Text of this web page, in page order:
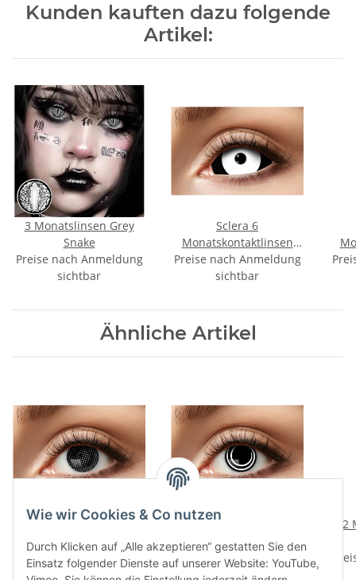
Kunden kauften dazu folgende
Artikel:
3 Monatslinsen Grey
Snake
Preise nach Anmeldung
sichtbar
Sclera 6
Monatskontaktlinsen
Black´n´White
Preise nach Anmeldung
sichtbar
Ähnliche Artikel
12 Monatslinsen Black
Screen
Preise nach Anmeldung
sichtbar
12 Monatslinsen Black
Spiral
Preise nach Anmeldung
sichtbar
Wie wir Cookies & Co nutzen
Durch Klicken auf „Alle akzeptieren“ gestatten Sie den
Einsatz folgender Dienste auf unserer Website: YouTube,